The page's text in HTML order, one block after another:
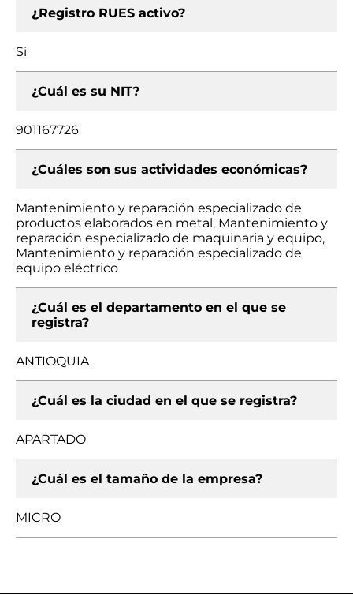
¿Registro RUES activo?
Si
¿Cuál es su NIT?
901167726
¿Cuáles son sus actividades económicas?
Mantenimiento y reparación especializado de
productos elaborados en metal, Mantenimiento y
reparación especializado de maquinaria y equipo,
Mantenimiento y reparación especializado de
equipo eléctrico
¿Cuál es el departamento en el que se
registra?
ANTIOQUIA
¿Cuál es la ciudad en el que se registra?
APARTADO
¿Cuál es el tamaño de la empresa?
MICRO